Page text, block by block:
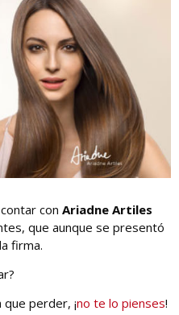
con Ariadne Artiles
que aunque se presentó
firma.
perder, ¡no te lo pienses!